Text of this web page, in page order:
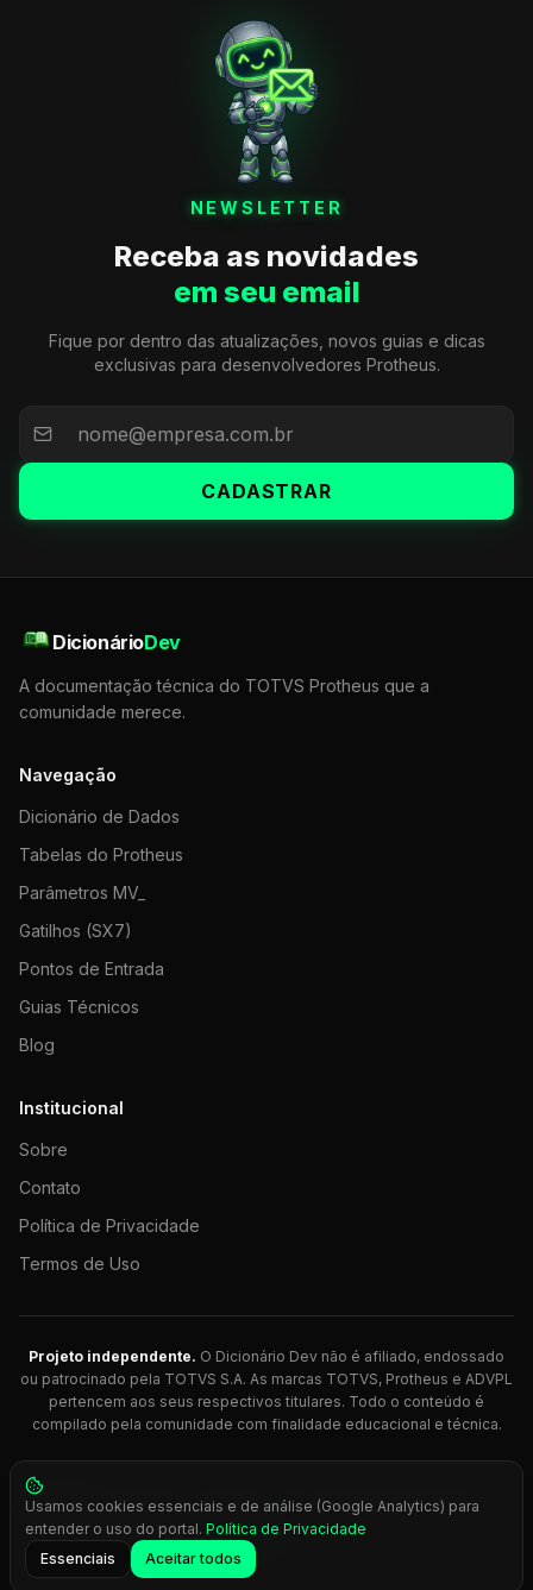
NEWSLETTER
Receba as novidades
em seu email
Fique por dentro das atualizações, novos guias e dicas
exclusivas para desenvolvedores Protheus.
CADASTRAR
DicionárioDev
A documentação técnica do TOTVS Protheus que a
comunidade merece.
Navegação
Dicionário de Dados
Tabelas do Protheus
Parâmetros MV_
Gatilhos (SX7)
Pontos de Entrada
Guias Técnicos
Blog
Institucional
Sobre
Contato
Política de Privacidade
Termos de Uso
Projeto independente. O Dicionário Dev não é afiliado, endossado
ou patrocinado pela TOTVS S.A. As marcas TOTVS, Protheus e ADVPL
pertencem aos seus respectivos titulares. Todo o conteúdo é
compilado pela comunidade com finalidade educacional e técnica.
© 2026 Dicionário Dev. Feito com 💚 para desenvolvedores
Protheus.
Press Ctrl+K
Usamos cookies essenciais e de análise (Google Analytics) para
entender o uso do portal. Política de Privacidade
Essenciais
Aceitar todos